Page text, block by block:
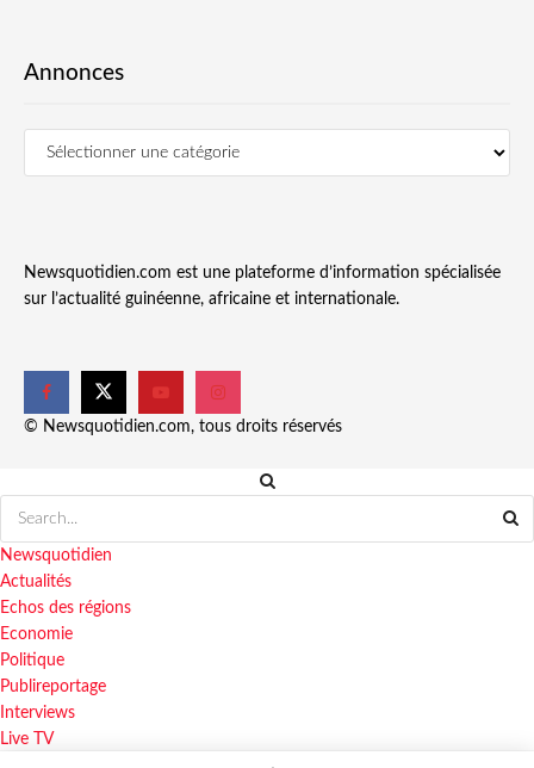
Annonces
Newsquotidien.com est une plateforme d’information spécialisée
sur l’actualité guinéenne, africaine et internationale.
© Newsquotidien.com, tous droits réservés
Newsquotidien
Actualités
Echos des régions
Economie
Politique
Publireportage
Interviews
Live TV